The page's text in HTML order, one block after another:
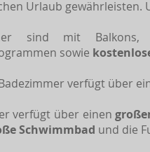
Urlaub gewährleisten.
sind mit
sowie
verfügt über
verfügt über einen
Schwimmbad und die